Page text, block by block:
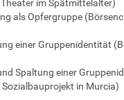
im Spätmittelalter)
als Opfergruppe
einer Gruppenidentität
Spaltung einer
Sozialbauprojekt in Murcia)